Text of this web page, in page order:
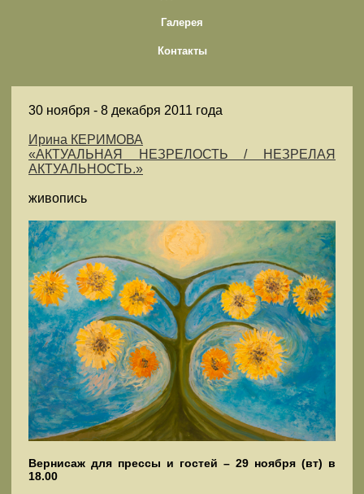
Галерея
Контакты
30 ноября - 8 декабря 2011 года
Ирина КЕРИМОВА
«АКТУАЛЬНАЯ НЕЗРЕЛОСТЬ / НЕЗРЕЛАЯ
АКТУАЛЬНОСТЬ.»
живопись
Вернисаж для прессы и гостей – 29 ноября (вт) в
18.00